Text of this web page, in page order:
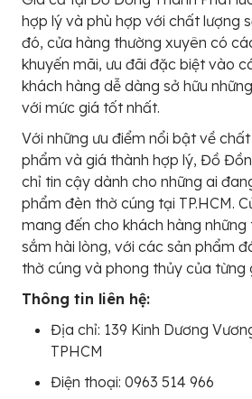
hợp lý và phù hợp với chất lượng
đó, cửa hàng thường xuyên có
khuyến mãi, ưu đãi đặc biệt vào
khách hàng dễ dàng sở hữu
với mức giá tốt nhất.
Với những ưu điểm nổi bật về
phẩm và giá thành hợp lý, Đồ
chỉ tin cậy dành cho những ai
phẩm đèn thờ cúng tại TP.HCM.
mang đến cho khách hàng
sắm hài lòng, với các sản phẩm
thờ cúng và phong thủy của từng
Thông tin liên hệ:
Địa chỉ: 139 Kinh Dương
TPHCM
Điện thoại: 0963 514 966